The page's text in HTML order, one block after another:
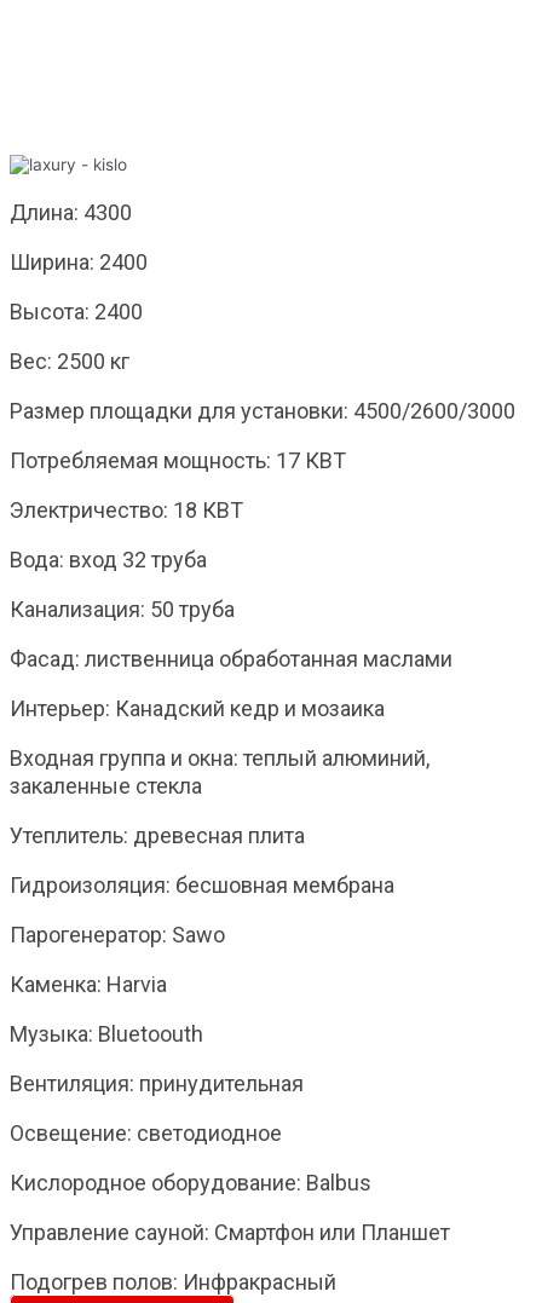
Длина: 4300
Ширина: 2400
Высота: 2400
Вес: 2500 кг
Размер площадки для установки: 4500/2600/3000
Потребляемая мощность: 17 КВТ
Электричество: 18 КВТ
Вода: вход 32 труба
Канализация: 50 труба
Фасад: лиственница обработанная маслами
Интерьер: Канадский кедр и мозаика
Входная группа и окна: теплый алюминий,
закаленные стекла
Утеплитель: древесная плита
Гидроизоляция: бесшовная мембрана
Парогенератор: Sawo
Каменка: Harvia
Музыка: Bluetoouth
Вентиляция: принудительная
Освещение: светодиодное
Кислородное оборудование: Balbus
Управление сауной: Смартфон или Планшет
Подогрев полов: Инфракрасный